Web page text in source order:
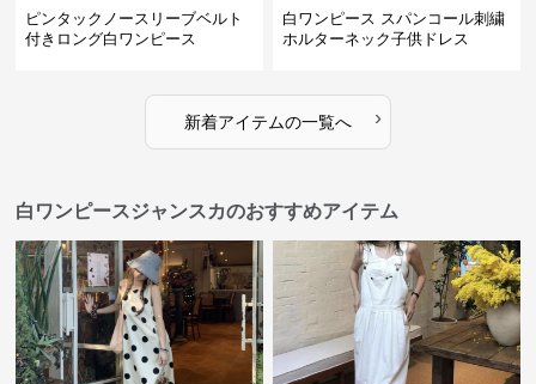
ピンタックノースリーブベルト
付きロング白ワンピース
白ワンピース スパンコール刺繍
ホルターネック子供ドレス
新着アイテムの一覧へ ›
白ワンピースジャンスカのおすすめアイテム